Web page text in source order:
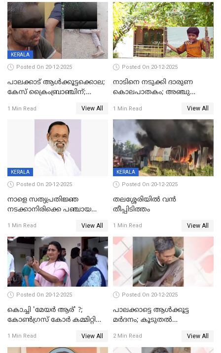
മോഹൻലാൽ
KERALA
Posted On 20-12-2025
പാലക്കാട് ആൾക്കൂട്ടക്കൊല;
കേസ് ക്രൈംബ്രാഞ്ചിന്;
അന്വേഷിക്കും
1 Min Read View All
Posted On 20-12-2025
നാടിനെ നടുക്കി ദാരുണ
കൊലപാതകം; അഞ്ചു
കഴുത്തുഞെരിച്ച് കൊന്നു
1 Min Read View All
KERALA
Posted On 20-12-2025
നാളെ സത്യപ്രതിജ്ഞ
നടക്കാനിരിക്കെ പഞ്ചായത്ത്
1 Min Read View All
KERALA
Posted On 20-12-2025
തലശ്ശേരിയിൽ വൻ
തീപ്പിടിത്തം
1 Min Read View All
Posted On 20-12-2025
കൊച്ചി 'മേയർ ആര്' ?;
കോണ്‍ഗ്രസ് കോര്‍ കമ്മിറ്റി
1 Min Read View All
Posted On 20-12-2025
പാലക്കാട്ടെ ആള്‍ക്കൂട്ട
മര്‍ദനം; കൂടുതല്‍
അംഗ സംഘമെന്ന് വിവരം
2 Min Read View All